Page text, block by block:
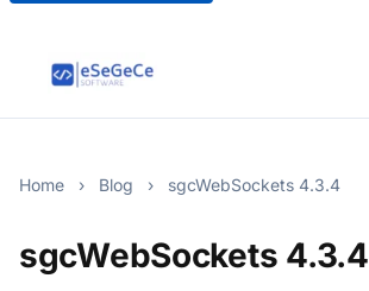
Home › Blog › sgcWebSockets 4.3.4
sgcWebSockets 4.3.4